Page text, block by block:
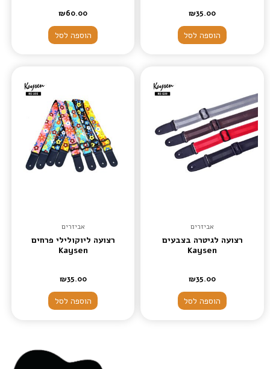
₪35.00
הוספה לסל
₪60.00
הוספה לסל
אביזרים
רצועה לגיטרה בצבעים
Kaysen
₪35.00
הוספה לסל
אביזרים
רצועה ליוקולילי פרחים
Kaysen
₪35.00
הוספה לסל